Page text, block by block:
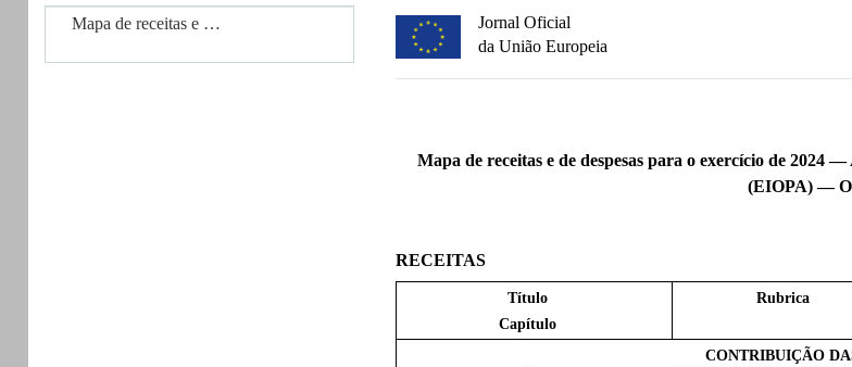
Mapa de receitas e …
Jornal Oficial
da União Europeia
Mapa de receitas e de despesas para o exercício de 2024
(EIOPA) —
RECEITAS
Título
Capítulo
Rubrica
CONTRIBUIÇÃO